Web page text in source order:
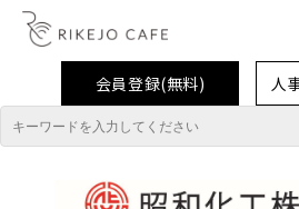
会員登録(無料) 人